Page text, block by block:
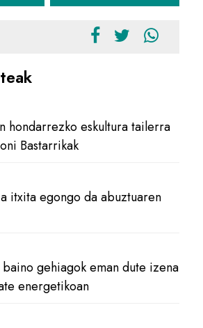
hondarrezko eskultura tailerra
Bastarrikak
itxita egongo da abuztuaren
gehiagok eman dute izena
energetikoan